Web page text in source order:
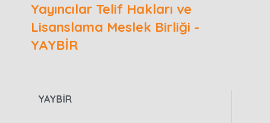
Yayıncılar Telif Hakları ve
Lisanslama Meslek Birliği -
YAYBİR
YAYBİR